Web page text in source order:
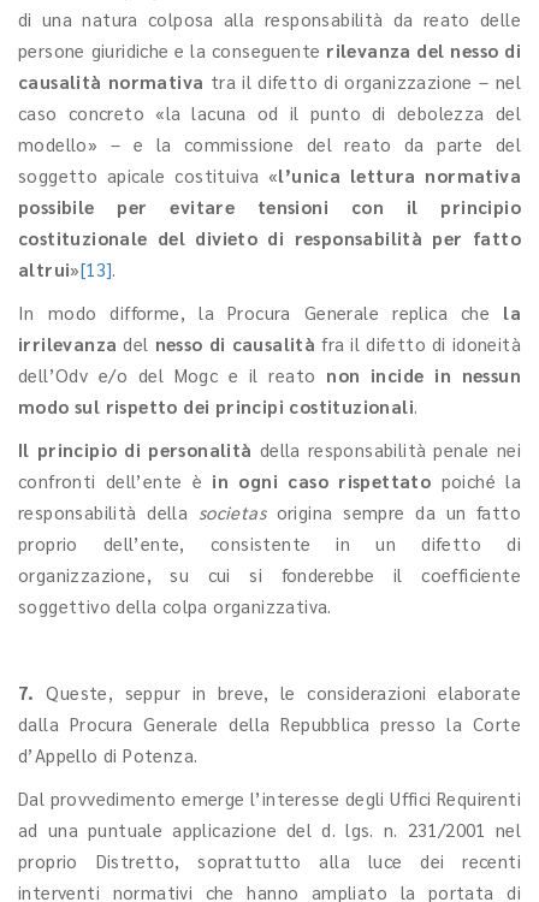
di una natura colposa alla responsabilità da reato delle
persone giuridiche e la conseguente rilevanza del nesso di
causalità normativa tra il difetto di organizzazione – nel
caso concreto «la lacuna od il punto di debolezza del
modello» – e la commissione del reato da parte del
soggetto apicale costituiva «l’unica lettura normativa
possibile per evitare tensioni con il principio
costituzionale del divieto di responsabilità per fatto
altrui»[13].
In modo difforme,
la Procura Generale replica che la
irrilevanzadel nesso di causalità fra il difetto di idoneità
dell’Odv e/o del Mogc e il reato non incide in nessun
modo sul rispetto dei principi costituzionali.
Il principio di personalità della responsabilità penale nei
confronti dell’ente è in ogni caso rispettato poiché la
responsabilità della societasorigina sempre da un fatto
proprio dell’ente, consistente in un difetto di
organizzazione, su cui si fonderebbe il coefficiente
soggettivo della colpa organizzativa.
7. Queste, seppur in breve, le considerazioni elaborate
dalla Procura Generale della Repubblica presso la Corte
d’Appello di Potenza.
Dal provvedimento emerge l’interesse degli Uffici Requirenti
ad una puntuale applicazione del d. lgs. n. 231/2001 nel
proprio Distretto, soprattutto alla luce dei recenti
interventi normativi che hanno ampliato la portata di